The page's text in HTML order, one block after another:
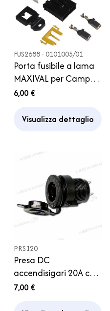
FUS2688 - 0101005/01
Porta fusibile a lama
MAXIVAL per Camper
Caravan
6,00 €
Visualizza dettaglio
PRS120
Presa DC
accendisigari 20A con
coperchio Camper
7,00 €